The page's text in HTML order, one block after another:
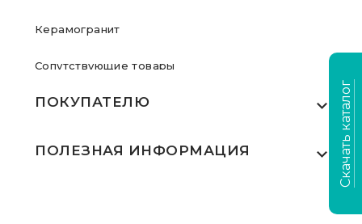
Керамогранит
Сопутствующие товары
ПОКУПАТЕЛЮ
Где купить
ПОЛЕЗНАЯ ИНФОРМАЦИЯ Скачать каталог